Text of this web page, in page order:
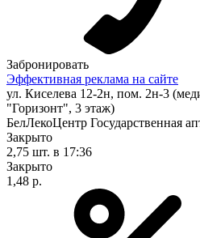
Забронировать
Эффективная реклама на сайте
ул. Киселева 12-2н, пом. 2н-3
"Горизонт", 3 этаж)
БелЛекоЦентр Государственная
Закрыто
2,75 шт. в 17:36
Закрыто
1,48 р.